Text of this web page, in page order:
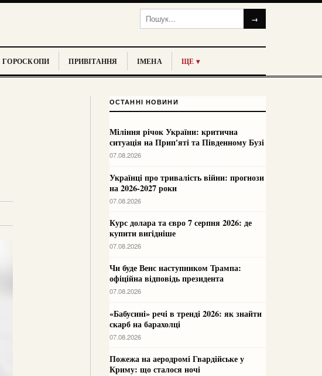
→
ГОРОСКОПИ ПРИВІТАННЯ ІМЕНА ЩЕ ▾
ОСТАННІ НОВИНИ
Міління річок України: критична
ситуація на Прип'яті та Південному Бузі
07.08.2026
Українці про тривалість війни: прогнози
на 2026-2027 роки
07.08.2026
Курс долара та євро 7 серпня 2026: де
купити вигідніше
07.08.2026
Чи буде Венс наступником Трампа:
офіційна відповідь президента
07.08.2026
«Бабусині» речі в тренді 2026: як знайти
скарб на барахолці
07.08.2026
Пожежа на аеродромі Гвардійське у
Криму: що сталося ночі